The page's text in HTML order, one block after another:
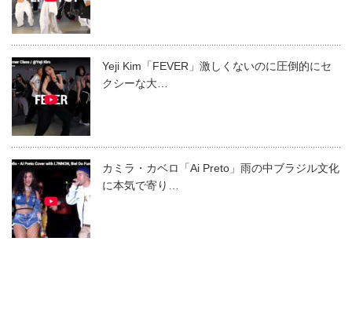
Yeji Kim「FEVER」激しくないのに圧倒的にセ
クシーな大…
カミラ・カベロ「Ai Preto」雨の中ブラジル文化
に本気で寄り…